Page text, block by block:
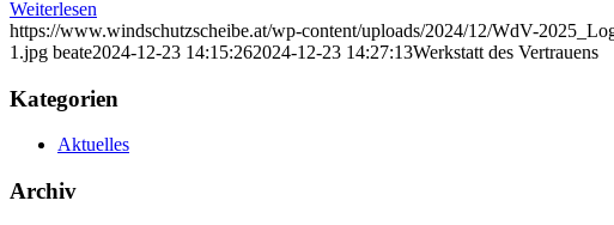
Weiterlesen
https://www.windschutzscheibe.at/wp-content/uploads/2024/12/WdV-
1.jpg beate2024-12-23 14:15:262024-12-23 14:27:13Werkstatt des Vertrauens
Kategorien
Aktuelles
Archiv